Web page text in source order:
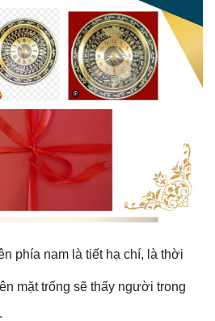
phía nam là tiết hạ chí, là thời
mặt trống sẽ thấy người trong